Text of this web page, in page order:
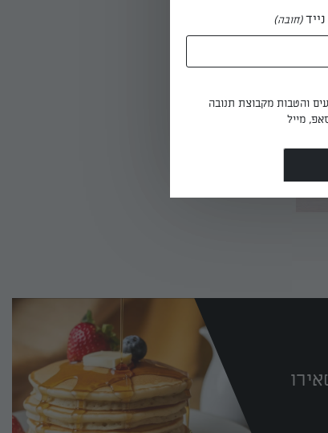
(חובה)
והטבות מקבוצת תנובה